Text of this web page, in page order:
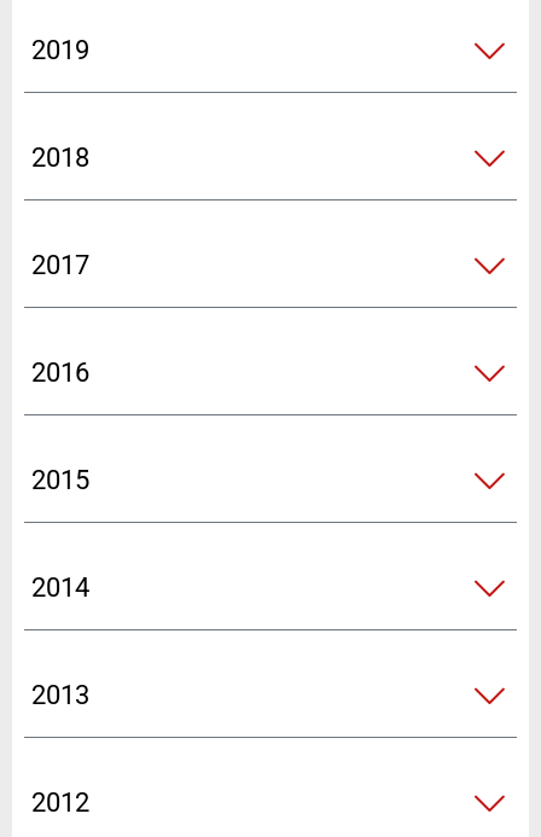
2019
2018
2017
2016
2015
2014
2013
2012